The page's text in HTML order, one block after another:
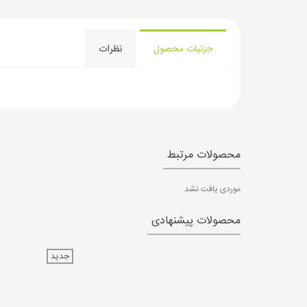
جزئیات محصول نظرات
محصولات مرتبط
موردی یافت نشد
محصولات پیشنهادی
جدید